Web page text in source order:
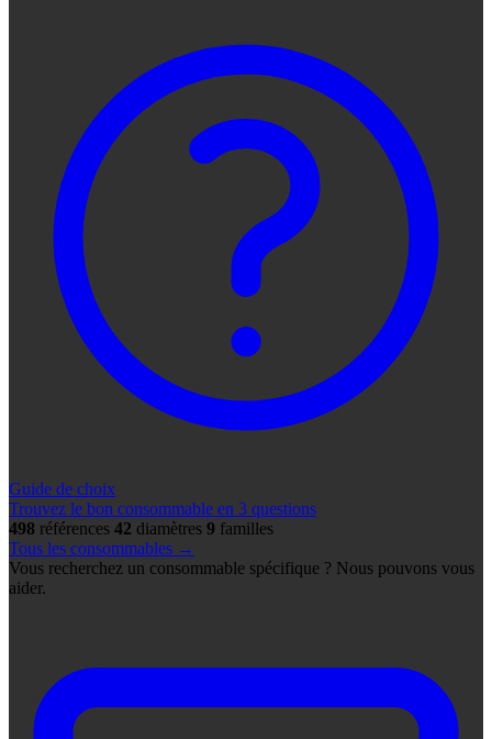
Guide de choix
Trouvez le bon consommable en 3 questions
498 références 42 diamètres 9 familles
Tous les consommables →
Vous recherchez un consommable spécifique ? Nous pouvons vous
aider.